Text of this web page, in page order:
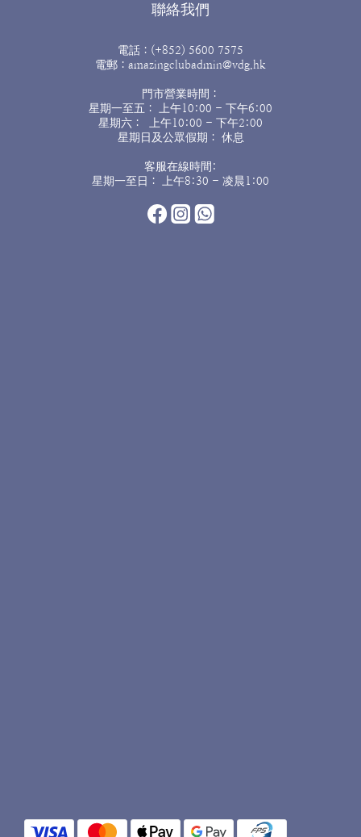
聯絡我們
電話：(+852) 5600 7575
電郵：amazingclubadmin@vdg.hk
門市營業時間：
星期一至五： 上午10:00 - 下午6:00
星期六： 上午10:00 - 下午2:00
星期日及公眾假期： 休息
客服在線時間:
星期一至日： 上午8:30 - 凌晨1:00